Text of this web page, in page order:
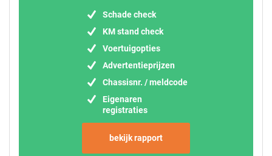
Schade check
KM stand check
Voertuigopties
Advertentieprijzen
Chassisnr. / meldcode
Eigenaren
registraties
bekijk rapport